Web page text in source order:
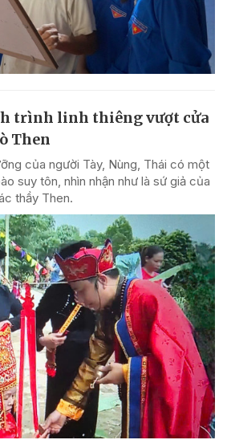
trình linh thiêng vượt cửa
Then
của người Tày, Nùng, Thái có một
suy tôn, nhìn nhận như là sứ giả của
thầy Then.